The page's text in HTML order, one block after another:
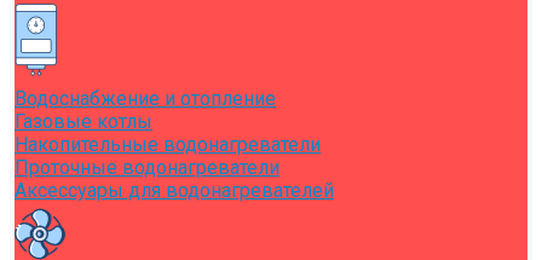
Водоснабжение и отопление
Газовые котлы
Накопительные водонагреватели
Проточные водонагреватели
Аксессуары для водонагревателей